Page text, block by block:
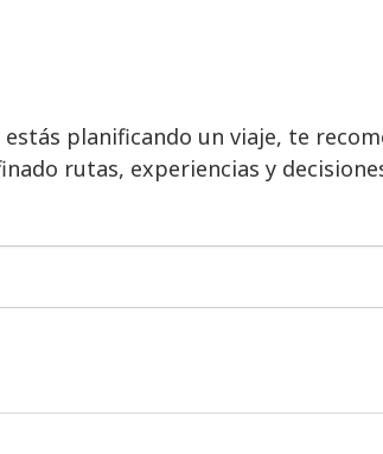
planificando un viaje, te
rutas, experiencias y